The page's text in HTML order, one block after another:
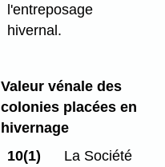
l'entreposage
hivernal.
Valeur vénale des
colonies placées en
hivernage
10(1)
La Société